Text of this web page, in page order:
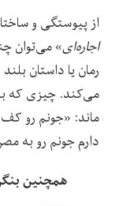
از پیوستگی و
اجاره‌ای» می‌توان
رمان یا داستان
می‌کند. چیزی که
ماند: «جونم رو
دارم جونم رو به
همچنین